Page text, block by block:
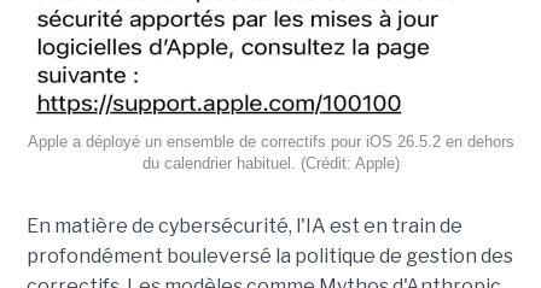
Apple a déployé un ensemble de correctifs pour iOS 26.5.2 en dehors
du calendrier habituel. (Crédit: Apple)
En matière de cybersécurité, l'IA est en train de
profondément bouleversé la politique de gestion des